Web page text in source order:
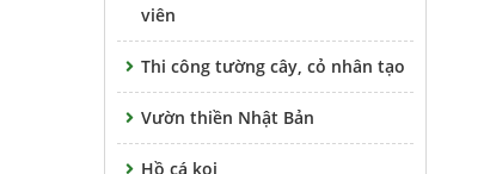
viên
Thi công tường cây, cỏ nhân tạo
Vườn thiền Nhật Bản
Hồ cá koi